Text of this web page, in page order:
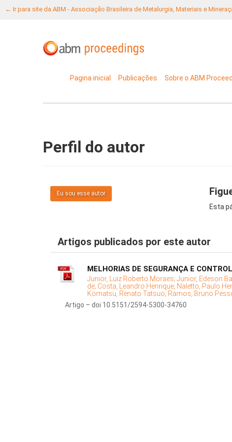
← Ir para site da ABM - Associação Brasileira de Metalurgia, Materiais e
Pagina inicial Publicações Sobre o ABM
Perfil do autor
Eu sou esse autor
Esta
Artigos publicados por este autor
MELHORIAS DE SEGURANÇA E
Junior, Luiz Roberto Moraes; Junior, Edeson
de; Costa, Leandro Henrique; Naletto, Paulo
Komatsu, Renato Tatsuo; Ramos, Bruno
Artigo – doi 10.5151/2594-5300-34760